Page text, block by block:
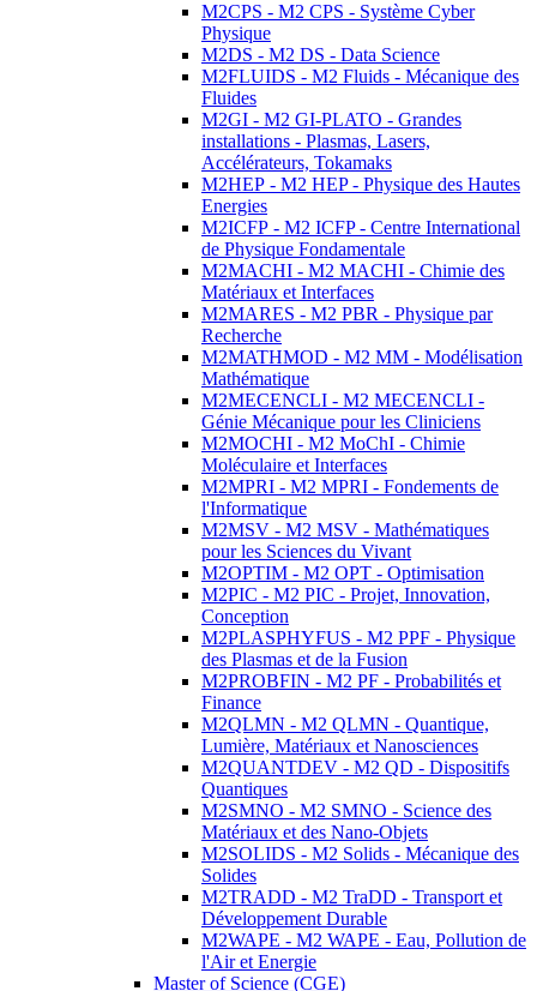
M2CPS - M2 CPS - Système Cyber
Physique
M2DS - M2 DS - Data Science
M2FLUIDS - M2 Fluids - Mécanique des
Fluides
M2GI - M2 GI-PLATO - Grandes
installations - Plasmas, Lasers,
Accélérateurs, Tokamaks
M2HEP - M2 HEP - Physique des Hautes
Energies
M2ICFP - M2 ICFP - Centre International
de Physique Fondamentale
M2MACHI - M2 MACHI - Chimie des
Matériaux et Interfaces
M2MARES - M2 PBR - Physique par
Recherche
M2MATHMOD - M2 MM - Modélisation
Mathématique
M2MECENCLI - M2 MECENCLI -
Génie Mécanique pour les Cliniciens
M2MOCHI - M2 MoChI - Chimie
Moléculaire et Interfaces
M2MPRI - M2 MPRI - Fondements de
l'Informatique
M2MSV - M2 MSV - Mathématiques
pour les Sciences du Vivant
M2OPTIM - M2 OPT - Optimisation
M2PIC - M2 PIC - Projet, Innovation,
Conception
M2PLASPHYFUS - M2 PPF - Physique
des Plasmas et de la Fusion
M2PROBFIN - M2 PF - Probabilités et
Finance
M2QLMN - M2 QLMN - Quantique,
Lumière, Matériaux et Nanosciences
M2QUANTDEV - M2 QD - Dispositifs
Quantiques
M2SMNO - M2 SMNO - Science des
Matériaux et des Nano-Objets
M2SOLIDS - M2 Solids - Mécanique des
Solides
M2TRADD - M2 TraDD - Transport et
Développement Durable
M2WAPE - M2 WAPE - Eau, Pollution de
l'Air et Energie
Master of Science (CGE)